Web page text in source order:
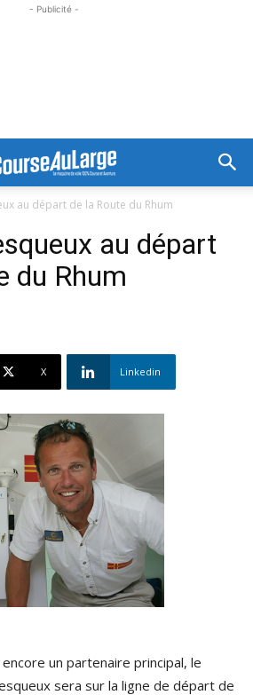
- Publicité -
au départ de la Route du Rhum
au départ
du Rhum
X Linkedin
encore un partenaire principal, le
sera sur la ligne de départ de